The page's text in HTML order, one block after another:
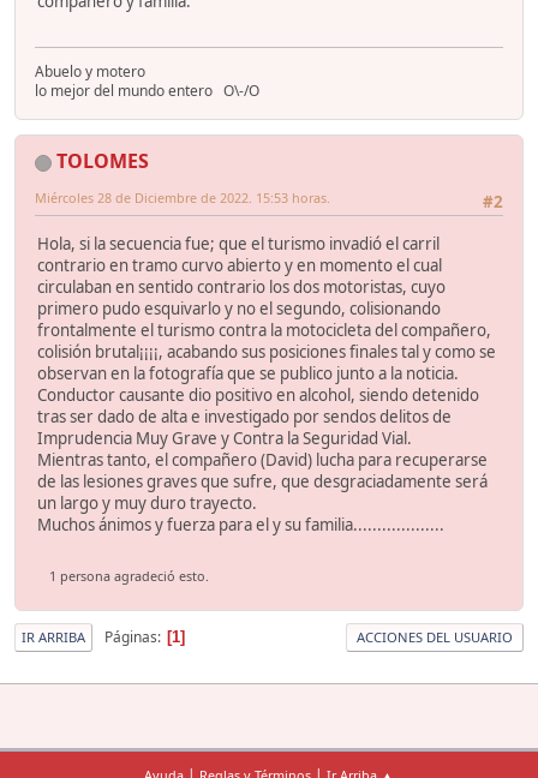
Abuelo y motero
lo mejor del mundo entero O\-/O
TOLOMES
#2
Miércoles 28 de Diciembre de 2022. 15:53 horas.
Hola, si la secuencia fue; que el turismo invadió el carril
contrario en tramo curvo abierto y en momento el cual
circulaban en sentido contrario los dos motoristas, cuyo
primero pudo esquivarlo y no el segundo, colisionando
frontalmente el turismo contra la motocicleta del compañero,
colisión brutal¡¡¡¡, acabando sus posiciones finales tal y como se
observan en la fotografía que se publico junto a la noticia.
Conductor causante dio positivo en alcohol, siendo detenido
tras ser dado de alta e investigado por sendos delitos de
Imprudencia Muy Grave y Contra la Seguridad Vial.
Mientras tanto, el compañero (David) lucha para recuperarse
de las lesiones graves que sufre, que desgraciadamente será
un largo y muy duro trayecto.
Muchos ánimos y fuerza para el y su familia...................
1 persona agradeció esto.
IR ARRIBA Páginas 1 ACCIONES DEL USUARIO